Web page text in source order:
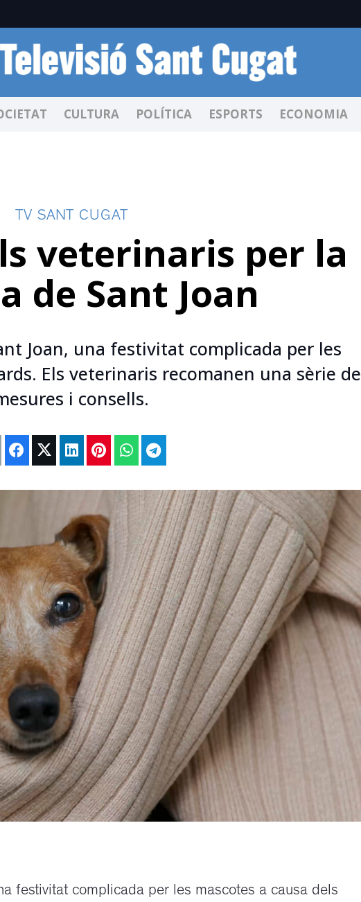
CULTURA POLÍTICA ESPORTS ECONOMIA
TV SANT CUGAT
veterinaris per la
de Sant Joan
Joan, una festivitat complicada per les
Els veterinaris recomanen una sèrie de
i consells.
festivitat complicada per les mascotes a causa dels